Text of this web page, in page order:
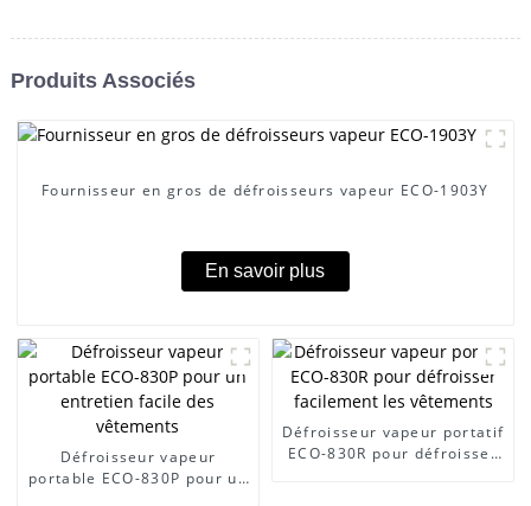
Produits Associés
Fournisseur en gros de défroisseurs vapeur ECO-1903Y
En savoir plus
Défroisseur vapeur
portable ECO-830P pour un
Défroisseur vapeur portatif
ECO-830R pour défroisser